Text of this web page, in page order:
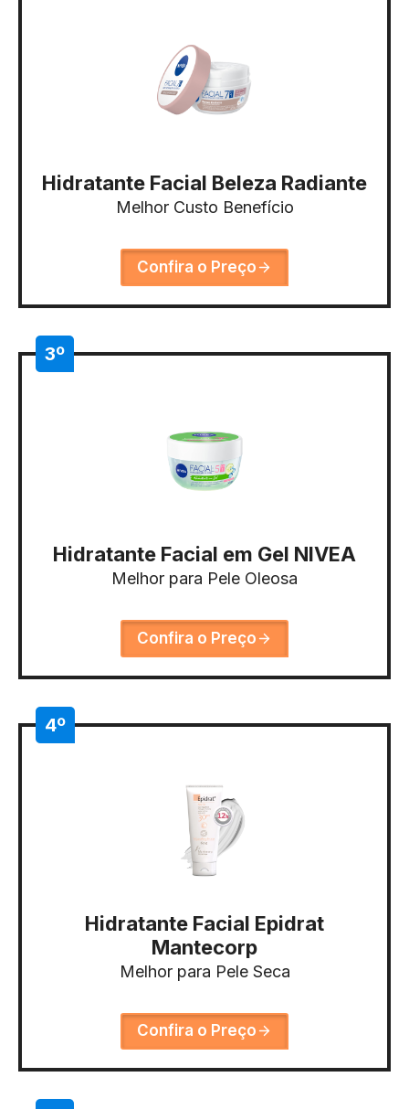
Hidratante Facial Beleza Radiante
Melhor Custo Benefício
Confira o Preço
3º
Hidratante Facial em Gel NIVEA
Melhor para Pele Oleosa
Confira o Preço
4º
Hidratante Facial Epidrat
Mantecorp
Melhor para Pele Seca
Confira o Preço